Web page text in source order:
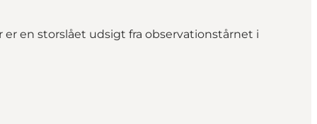
en storslået udsigt fra observationstårnet i